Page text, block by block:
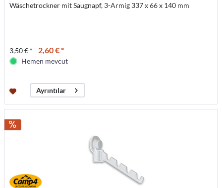
Wäschetrockner mit Saugnapf, 3-Armig 337 x 66 x 140 mm
3,50 € * 2,60 € *
Hemen mevcut
Ayrıntılar